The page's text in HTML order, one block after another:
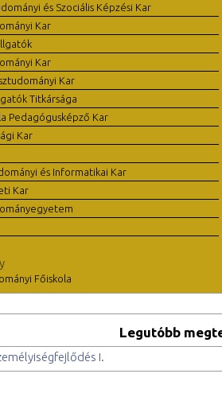
és Szociális Képzési Kar
Kar
Kar
Kar
Titkársága
Pedagógusképző Kar
Kar
és Informatikai Kar
Kar
Főiskola
Legutóbb
I.